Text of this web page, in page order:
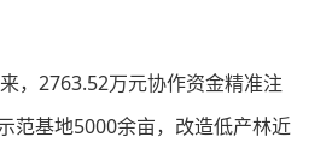
，2763.52万元协作资金精准注
范基地5000余亩，改造低产林近